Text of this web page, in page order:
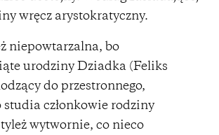
wręcz arystokratyczny.
niepowtarzalna, bo
urodziny Dziadka (Feliks
do przestronnego,
studia członkowie rodziny
wytwornie, co nieco